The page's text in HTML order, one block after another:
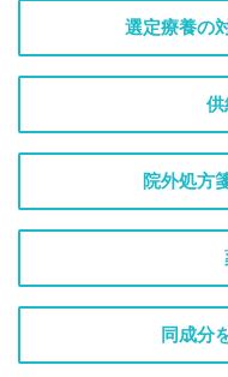
選定療養の
供
院外処方
同成分